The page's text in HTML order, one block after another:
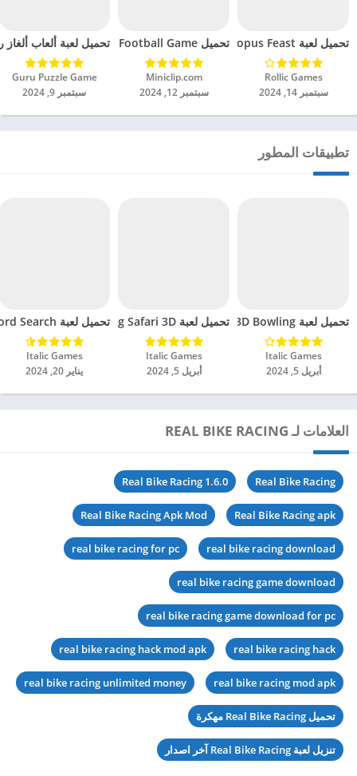
تحميل لعبة Octopus Feast مهكرة للاندرويد 2024
Rollic Games‏
سبتمبر 14, 2024
تحميل Soccer Hero PvP Football Game مهكرة للاندرويد 2024
Miniclip.com‏
سبتمبر 12, 2024
تحميل لعبة ألعاب ألغاز
Guru Puzzle Game‏
سبتمبر 9, 2024
تطبيقات المطور
تحميل لعبة 3D Bowling مهكرة للاندرويد 2024
Italic Games‏
أبريل 5, 2024
تحميل لعبة Hunting Safari 3D مهكرة للاندرويد 2024
Italic Games‏
أبريل 5, 2024
تحميل لعبة Word Search مهكرة للاندرويد 2024
Italic Games‏
يناير 20, 2024
العلامات لـ REAL BIKE RACING
Real Bike Racing
Real Bike Racing 1.6.0
Real Bike Racing apk
Real Bike Racing Apk Mod
real bike racing download
real bike racing for pc
real bike racing game download
real bike racing game download for pc
real bike racing hack
real bike racing hack mod apk
real bike racing mod apk
real bike racing unlimited money
تحميل Real Bike Racing مهكرة
تنزيل لعبة Real Bike Racing آخر اصدار